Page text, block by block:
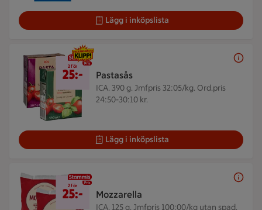
Lägg i inköpslista
Pastasås
ICA. 390 g. Jmfpris 32:05/kg. Ord.pris
24:50-30:10 kr.
2 för 25 kr
2 för
25:-
Lägg i inköpslista
Mozzarella
ICA. 125 g. Jmfpris 100:00/kg utan spad.
2 för 25 kr
2 för
25:-